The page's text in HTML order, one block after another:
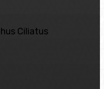
Ciliatus